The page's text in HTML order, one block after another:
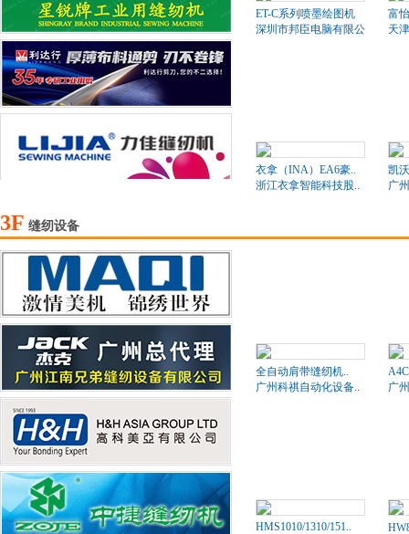
ET-C系列喷墨绘图机
深圳市邦臣电脑有限公司
富
天
衣拿（INA）EA6豪..
浙江衣拿智能科技股..
凯
广
3F 缝纫设备
全自动肩带缝纫机..
广州科祺自动化设备..
广
HMS1010/1310/151..